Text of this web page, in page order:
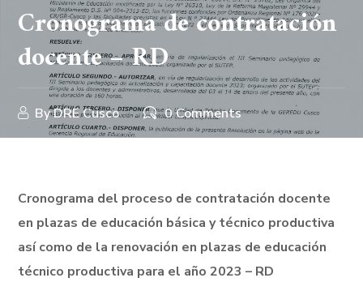
Cronograma de contratación
docente – RD
ByDRE Cusco 0 Comments
Cronograma del proceso de contratación docente
en plazas de educación básica ytécnico productiva
así como de la renovación en plazas de educación
técnico productiva para el año 2023 – RD